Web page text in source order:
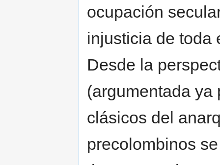
ocupación
injusticia de toda
Desde la
(argumentada ya
clásicos del
precolombinos